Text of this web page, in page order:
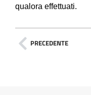
qualora effettuati.
PRECEDENTE